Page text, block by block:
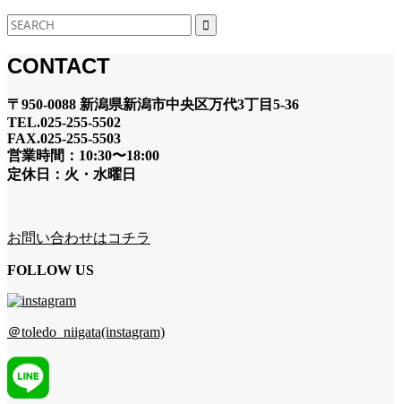
CONTACT
〒950-0088 新潟県新潟市中央区万代3丁目5-36
TEL.025-255-5502
FAX.025-255-5503
営業時間：10:30〜18:00
定休日：火・水曜日
お問い合わせはコチラ
FOLLOW US
＠toledo_niigata(instagram)